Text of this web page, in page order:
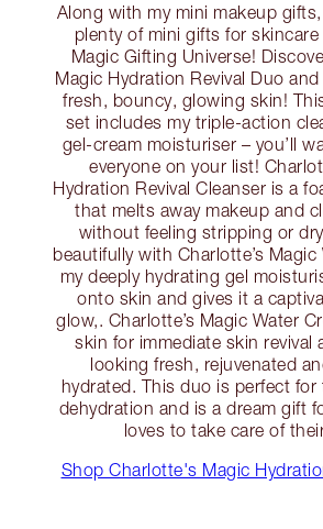
Along with my mini makeup
plenty of mini gifts for skincare
Magic Gifting Universe!
Magic Hydration Revival Duo
fresh, bouncy, glowing skin!
set includes my triple-action
gel-cream moisturiser – you’ll
everyone on your list!
Hydration Revival Cleanser is a
that melts away makeup and
without feeling stripping or
beautifully with Charlotte’s Magic
my deeply hydrating gel
onto skin and gives it a
glow,. Charlotte’s Magic Water
skin for immediate skin revival
looking fresh, rejuvenated
hydrated. This duo is perfect for
dehydration and is a dream gift
loves to take care of
Shop Charlotte's Magic